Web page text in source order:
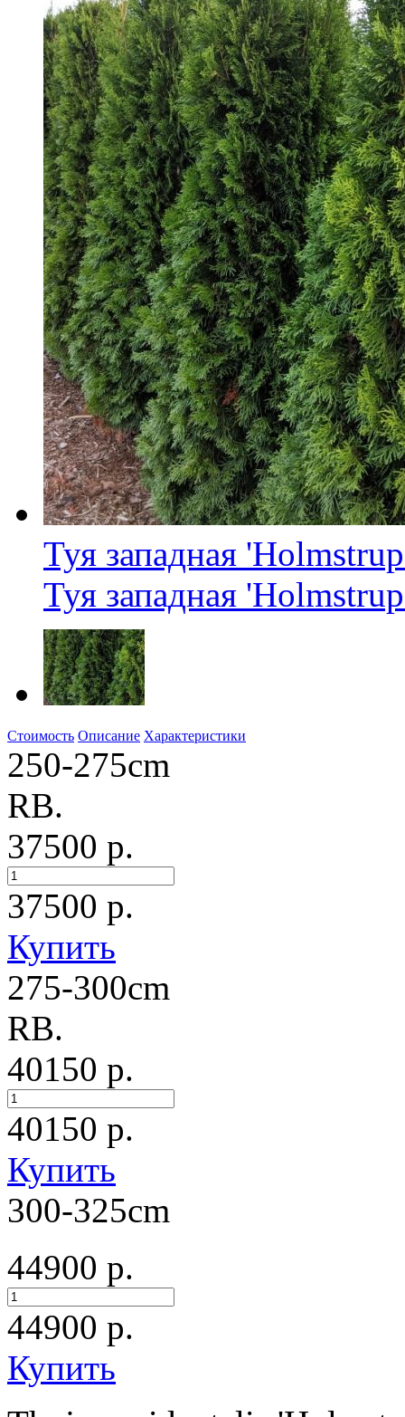
Туя западная
Туя западная
Стоимость Описание Характеристики
250-275cm
RB.
37500 р.
37500 р.
Купить
275-300cm
RB.
40150 р.
40150 р.
Купить
300-325cm
44900 р.
44900 р.
Купить